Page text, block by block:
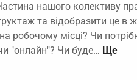
нашого колективу
та відобразити це в
робочому місці? Чи
"онлайн"? Чи буде…